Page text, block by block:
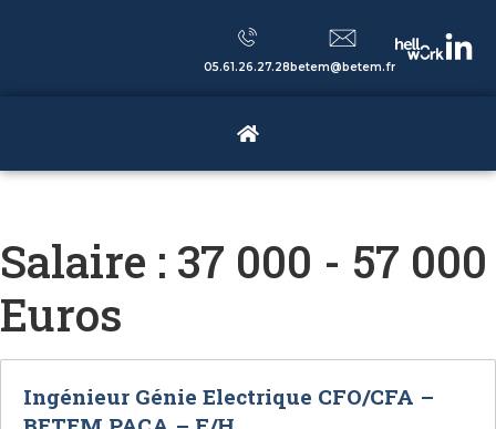
betem@betem.fr
05.61.26.27.28
Salaire : 37 000 - 57 000
Euros
Ingénieur Génie Electrique CFO/CFA –